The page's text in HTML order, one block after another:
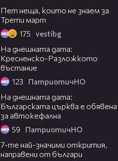
Пет неща, които не знаем за
Трети март
175 vestibg
На днешната дата:
Кресненско-Разложкото
въстание
123 ПатриотичНО
На днешната дата:
Българската църква е обявена
за автокефална
59 ПатриотичНО
7-те най-значими открития,
направени от българи